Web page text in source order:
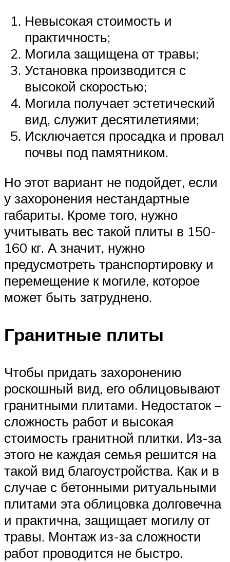
Невысокая стоимость и
практичность;
Могила защищена от травы;
Установка производится с
высокой скоростью;
Могила получает эстетический
вид, служит десятилетиями;
Исключается просадка и провал
почвы под памятником.
Но этот вариант не подойдет, если
у захоронения нестандартные
габариты. Кроме того, нужно
учитывать вес такой плиты в 150-
160 кг. А значит, нужно
предусмотреть транспортировку и
перемещение к могиле, которое
может быть затруднено.
Гранитные плиты
Чтобы придать захоронению
роскошный вид, его облицовывают
гранитными плитами. Недостаток –
сложность работ и высокая
стоимость гранитной плитки. Из-за
этого не каждая семья решится на
такой вид благоустройства. Как и в
случае с бетонными ритуальными
плитами эта облицовка долговечна
и практична, защищает могилу от
травы. Монтаж из-за сложности
работ проводится не быстро.